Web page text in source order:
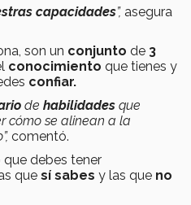
capacidades”, asegura
son un conjunto de 3
conocimiento que tienes y
confiar.
de habilidades que
cómo se alinean a la
comentó.
debes tener
que sí sabes y las que no